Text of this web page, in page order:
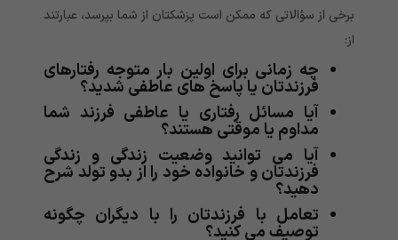
برخی از سؤالاتی که ممکن است پزشکتان از شما بپرسد، عبارتند
از:
چه زمانی برای اولین بار متوجه رفتارهای
فرزندتان یا پاسخ های عاطفی شدید؟
آیا مسائل رفتاری یا عاطفی فرزند شما
مداوم یا موقتی هستند؟
آیا می توانید وضعیت زندگی و زندگی
فرزندتان و خانواده خود را از بدو تولد شرح
دهید؟
تعامل با فرزندتان را با دیگران چگونه
توصیف می کنید؟